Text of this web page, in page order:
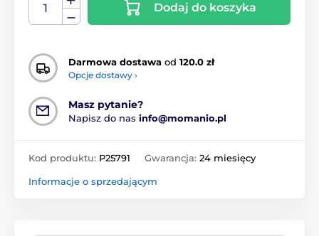
Dodaj do koszyka
Darmowa dostawa od 120.0 zł
Opcje dostawy ›
Masz pytanie?
Napisz do nas info@momanio.pl
Kod produktu: P25791 Gwarancja: 24 miesięcy
Informacje o sprzedającym